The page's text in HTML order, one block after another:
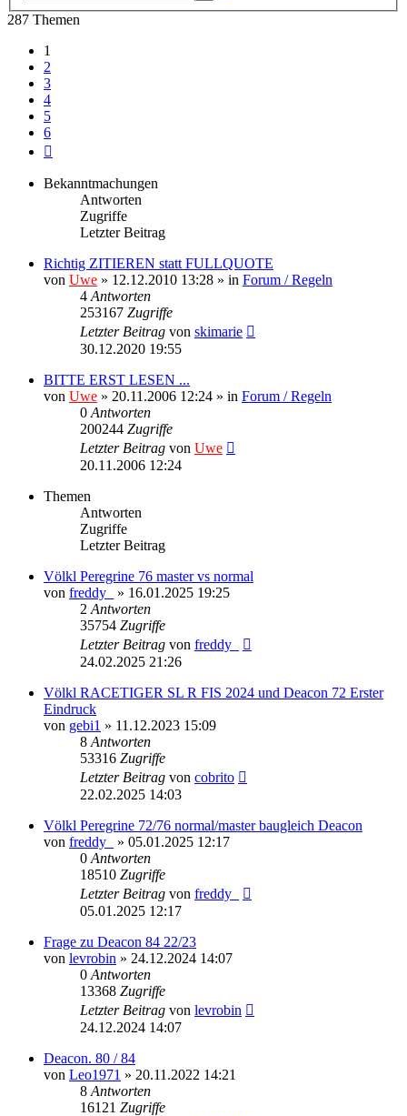
287 Themen
1
2
3
4
5
6
Bekanntmachungen
Antworten
Zugriffe
Letzter Beitrag
Richtig ZITIEREN statt FULLQUOTE
von Uwe » 12.12.2010 13:28 » in Forum / Regeln
4 Antworten
253167 Zugriffe
Letzter Beitrag von skimarie
30.12.2020 19:55
BITTE ERST LESEN ...
von Uwe » 20.11.2006 12:24 » in Forum / Regeln
0 Antworten
200244 Zugriffe
Letzter Beitrag von Uwe
20.11.2006 12:24
Themen
Antworten
Zugriffe
Letzter Beitrag
Völkl Peregrine 76 master vs normal
von freddy_
» 16.01.2025 19:25
2 Antworten
35754 Zugriffe
Letzter Beitrag von freddy_
24.02.2025 21:26
Völkl RACETIGER SL R FIS 2024 und Deacon 72 Erster
Eindruck
von gebi1 » 11.12.2023 15:09
8 Antworten
53316 Zugriffe
Letzter Beitrag von cobrito
22.02.2025 14:03
Völkl Peregrine 72/76 normal/master baugleich Deacon
von freddy_
» 05.01.2025 12:17
0 Antworten
18510 Zugriffe
Letzter Beitrag von freddy_
05.01.2025 12:17
Frage zu Deacon 84 22/23
von levrobin » 24.12.2024 14:07
0 Antworten
13368 Zugriffe
Letzter Beitrag von levrobin
24.12.2024 14:07
Deacon. 80 / 84
von Leo1971 » 20.11.2022 14:21
8 Antworten
16121 Zugriffe